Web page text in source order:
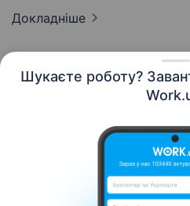
Шукаєте роботу?
Докладніше